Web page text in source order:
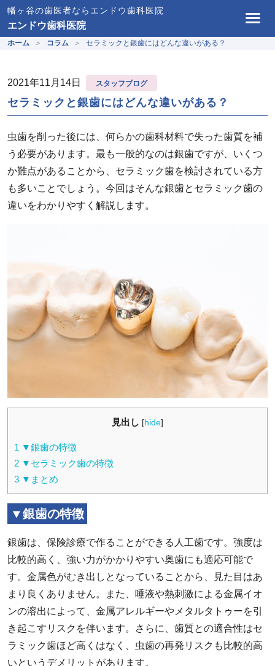
幡ヶ谷の歯医者ならエンドウ歯科医院
エンドウ歯科医院
ホーム コラム セラミックと銀歯にはどんな違いがある？
2021年11月14日 スタッフブログ
セラミックと銀歯にはどんな違いがある？
虫歯を削った後には、何らかの歯科材料で失った歯質を補
う必要があります。最も一般的なのは銀歯ですが、いくつ
か難点があることから、セラミック歯を検討されている方
も多いことでしょう。今回はそんな銀歯とセラミック歯の
違いをわかりやすく解説します。
見出し [hide]
1 ▼銀歯の特徴
2 ▼セラミック歯の特徴
3 ▼まとめ
▼銀歯の特徴
銀歯は、保険診療で作ることができる人工歯です。強度は
比較的高く、強い力がかかりやすい奥歯にも適応可能で
す。金属色がむき出しとなっていることから、見た目はあ
まり良くありません。また、唾液や熱刺激による金属イオ
ンの溶出によって、金属アレルギーやメタルタトゥーを引
き起こすリスクを伴います。さらに、歯質との適合性はセ
ラミック歯ほど高くはなく、虫歯の再発リスクも比較的高
いというデメリットがあります。